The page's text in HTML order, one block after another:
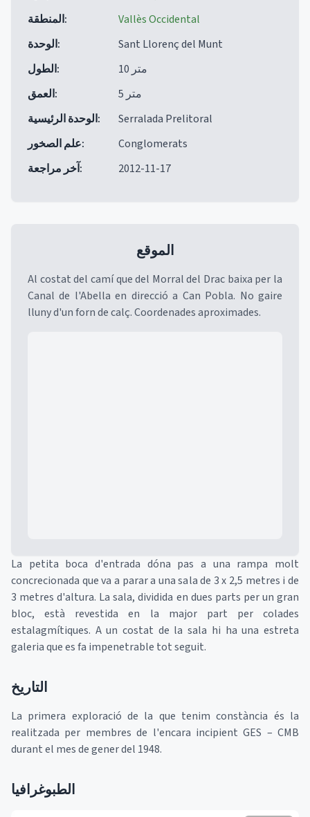
المنطقة:
Vallès Occidental
الوحدة:
Sant Llorenç del Munt
الطول:
10 متر
العمق:
5 متر
الوحدة الرئيسية:
Serralada Prelitoral
علم الصخور:
Conglomerats
آخر مراجعة: 2012-11-17
الموقع
Al costat del camí que del Morral del Drac baixa per la
Canal de l'Abella en direcció a Can Pobla. No gaire
lluny d'un forn de calç. Coordenades aproximades.
La petita boca d'entrada dóna pas a una rampa molt
concrecionada que va a parar a una sala de 3 x 2,5 metres i de
3 metres d'altura. La sala, dividida en dues parts per un gran
bloc, està revestida en la major part per colades
estalagmítiques. A un costat de la sala hi ha una estreta
galeria que es fa impenetrable tot seguit.
التاريخ
La primera exploració de la que tenim constància és la
realitzada per membres de l'encara incipient GES – CMB
durant el mes de gener del 1948.
الطبوغرافيا